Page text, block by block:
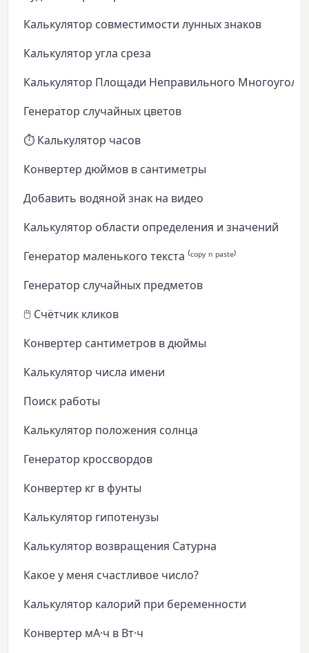
Калькулятор совместимости лунных знаков
Калькулятор угла среза
Калькулятор Площади Неправильного
Генератор случайных цветов
⏱️ Калькулятор часов
Конвертер дюймов в сантиметры
Добавить водяной знак на видео
Калькулятор области определения и значений
Генератор маленького текста ⁽ᶜᵒᵖʸ ⁿ ᵖᵃˢᵗᵉ⁾
Генератор случайных предметов
🖱️ Счётчик кликов
Конвертер сантиметров в дюймы
Калькулятор числа имени
Поиск работы
Калькулятор положения солнца
Генератор кроссвордов
Конвертер кг в фунты
Калькулятор гипотенузы
Калькулятор возвращения Сатурна
Какое у меня счастливое число?
Калькулятор калорий при беременности
Конвертер мА·ч в Вт·ч